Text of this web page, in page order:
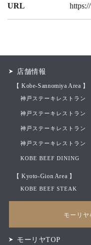
URL
店舗情報
【 Kobe-Sannomiya Area 】
神戸ステーキレストラン
神戸ステーキレストラン
神戸ステーキレストラン
神戸ステーキレストラン
KOBE BEEF DINING
【 Kyoto-Gion Area 】
KOBE BEEF STEAK
モーリ
モーリヤTOP